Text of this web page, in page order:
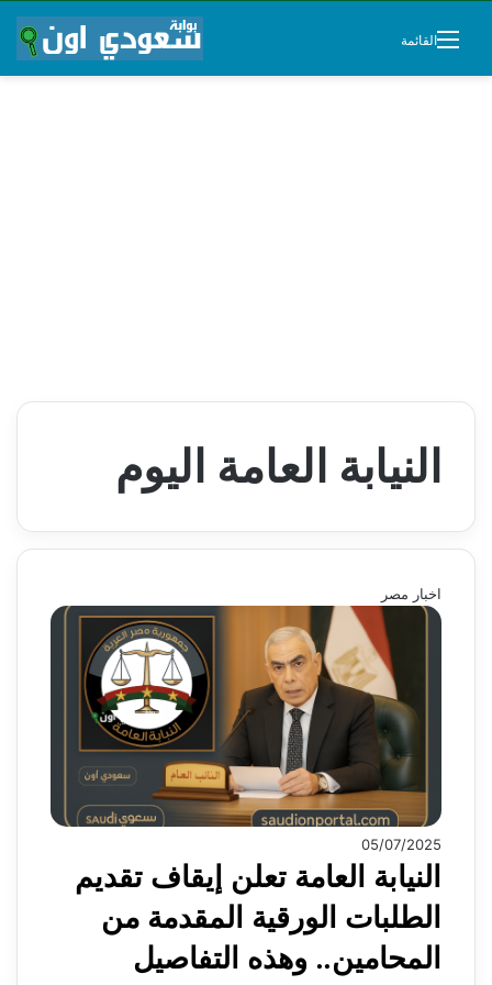
القائمة
النيابة العامة اليوم
اخبار مصر
05/07/2025
النيابة العامة تعلن إيقاف تقديم
الطلبات الورقية المقدمة من
المحامين.. وهذه التفاصيل